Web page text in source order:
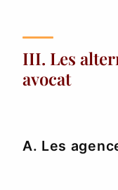
III. Les
avocat
A. Les